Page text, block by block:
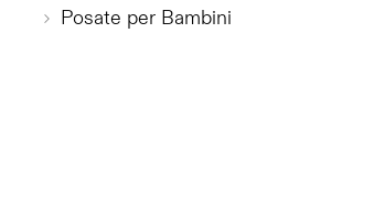
Posate per Bambini